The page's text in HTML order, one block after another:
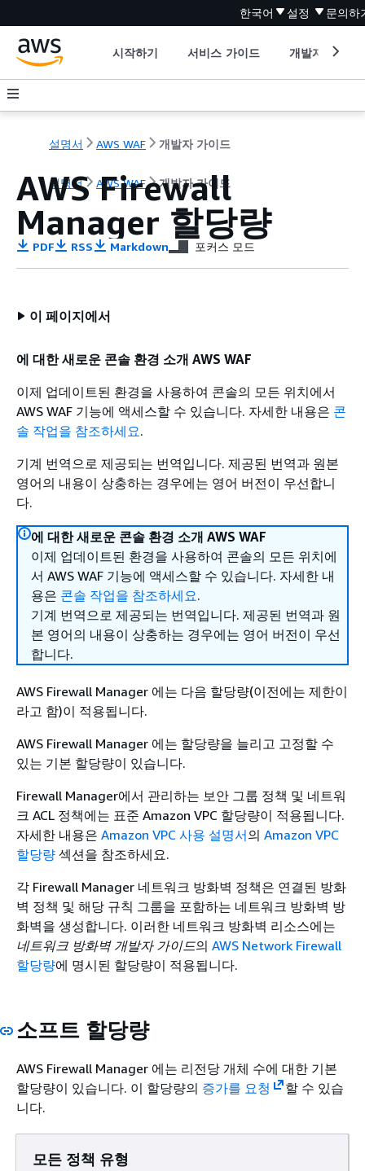
한국어 설정 문의하
시작하기 서비스 가이드 개발자 도구
설명서 AWS WAF 개발자 가이드
설명서 AWS WAF 개발자 가이드
AWS Firewall
Manager 할당량
PDF RSS Markdown 포커스 모드
이 페이지에서
에 대한 새로운 콘솔 환경 소개 AWS WAF
이제 업데이트된 환경을 사용하여 콘솔의 모든 위치에서
AWS WAF 기능에 액세스할 수 있습니다. 자세한 내용은 콘
솔 작업을 참조하세요.
기계 번역으로 제공되는 번역입니다. 제공된 번역과 원본
영어의 내용이 상충하는 경우에는 영어 버전이 우선합니
다.
에 대한 새로운 콘솔 환경 소개 AWS WAF
이제 업데이트된 환경을 사용하여 콘솔의 모든 위치에
서 AWS WAF 기능에 액세스할 수 있습니다. 자세한 내
용은 콘솔 작업을 참조하세요.
기계 번역으로 제공되는 번역입니다. 제공된 번역과 원
본 영어의 내용이 상충하는 경우에는 영어 버전이 우선
합니다.
AWS Firewall Manager 에는 다음 할당량(이전에는 제한이
라고 함)이 적용됩니다.
AWS Firewall Manager 에는 할당량을 늘리고 고정할 수
있는 기본 할당량이 있습니다.
Firewall Manager에서 관리하는 보안 그룹 정책 및 네트워
크 ACL 정책에는 표준 Amazon VPC 할당량이 적용됩니다.
자세한 내용은 Amazon VPC 사용 설명서의 Amazon VPC
할당량 섹션을 참조하세요.
각 Firewall Manager 네트워크 방화벽 정책은 연결된 방화
벽 정책 및 해당 규칙 그룹을 포함하는 네트워크 방화벽 방
화벽을 생성합니다. 이러한 네트워크 방화벽 리소스에는
네트워크 방화벽 개발자 가이드의 AWS Network Firewall
할당량에 명시된 할당량이 적용됩니다.
소프트 할당량
AWS Firewall Manager 에는 리전당 개체 수에 대한 기본
할당량이 있습니다. 이 할당량의 증가를 요청
할 수 있습
니다.
모든 정책 유형